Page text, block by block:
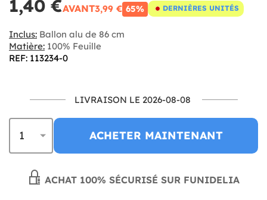
1,40 €AVANT3,99 € 65% DERNIÈRES UNITÉS
Inclus: Ballon alu de 86 cm
Matière: 100% Feuille
REF: 113234-0
LIVRAISON LE 2026-08-08
ACHETER MAINTENANT
ACHAT 100% SÉCURISÉ SUR FUNIDELIA